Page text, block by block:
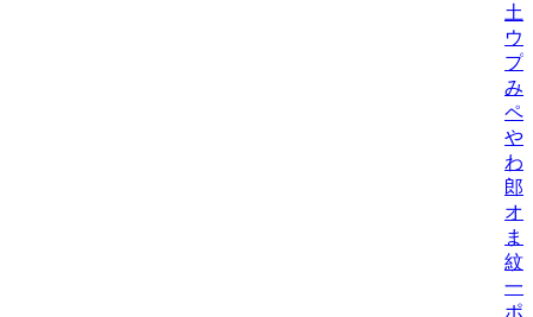
土
ウ
プ
み/
ペ/
や
わ
郎
オ
ま
紋/
一
ポ